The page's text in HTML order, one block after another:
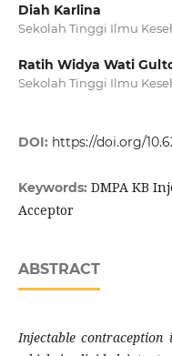
Diah Karlina
Sekolah Tinggi Ilmu
Ratih Widya Wati
Sekolah Tinggi Ilmu
DOI: https://doi.org/
Keywords: DMPA KB
Acceptor
ABSTRACT
Injectable